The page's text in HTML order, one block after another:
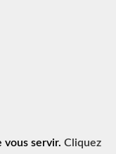
vous servir. Cliquez